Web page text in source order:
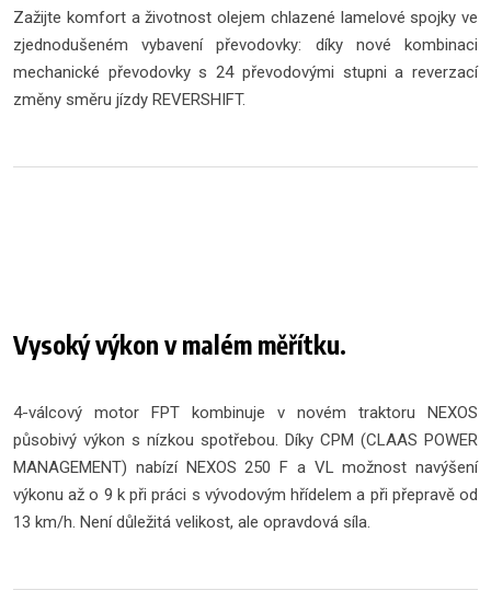
Zažijte komfort a životnost olejem chlazené lamelové spojky ve
zjednodušeném vybavení převodovky: díky nové kombinaci
mechanické převodovky s 24 převodovými stupni a reverzací
změny směru jízdy REVERSHIFT.
Vysoký výkon v malém měřítku.
4-válcový motor FPT kombinuje v novém traktoru NEXOS
působivý výkon s nízkou spotřebou. Díky CPM (CLAAS POWER
MANAGEMENT) nabízí NEXOS 250 F a VL možnost navýšení
výkonu až o 9 k při práci s vývodovým hřídelem a při přepravě od
13 km/h. Není důležitá velikost, ale opravdová síla.